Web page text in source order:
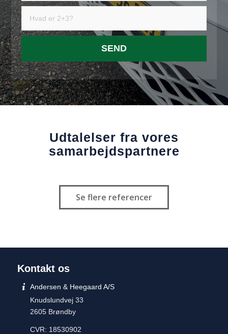
Udtalelser fra vores
samarbejds­partnere
Se flere referencer
Kontakt os
Andersen & Heegaard A/S
Knudslundvej 33
2605 Brøndby
CVR: 18530902